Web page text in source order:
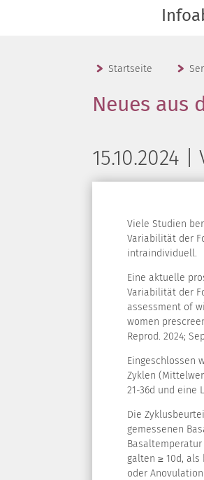
Startseite
Neues aus
15.10.2024
Viele Studien
Variabilität der
intraindividuell.
Eine aktuelle
Variabilität der
assessment of
women
Reprod. 2024;
Eingeschlossen
Zyklen
21-36d und eine
Die
gemessenen
galten ≥ 10d, als
oder